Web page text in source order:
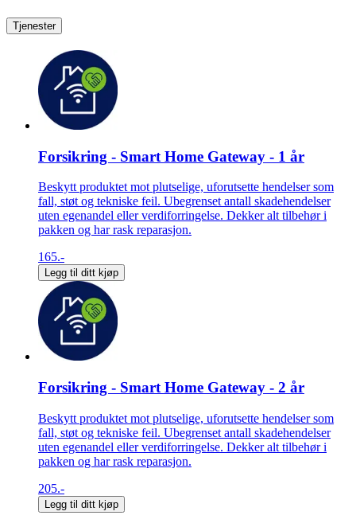
Tjenester
Forsikring - Smart Home Gateway - 1 år
Beskytt produktet mot plutselige, uforutsette hendelser som
fall, støt og tekniske feil. Ubegrenset antall skadehendelser
uten egenandel eller verdiforringelse. Dekker alt tilbehør i
pakken og har rask reparasjon.
165.-
Legg til ditt kjøp
Forsikring - Smart Home Gateway - 2 år
Beskytt produktet mot plutselige, uforutsette hendelser som
fall, støt og tekniske feil. Ubegrenset antall skadehendelser
uten egenandel eller verdiforringelse. Dekker alt tilbehør i
pakken og har rask reparasjon.
205.-
Legg til ditt kjøp